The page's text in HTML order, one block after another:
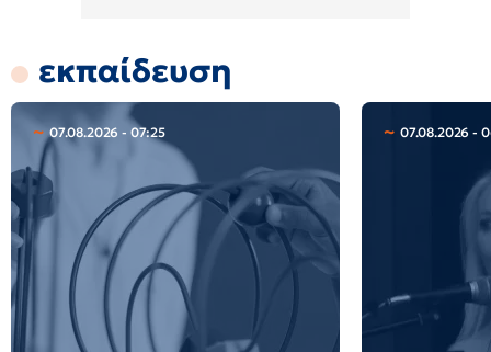
εκπαίδευση
07.08.2026 - 07:25 07.08.2026 -